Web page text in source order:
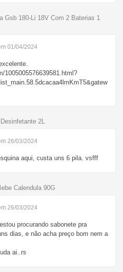
Gsb 180-Li 18V Com 2 Baterias 1
01/04/2024
1005005576639581.html?
2L
26/03/2024
aqui, custa uns 6 pila. vsfff
Calendula 90G
26/03/2024
procurando sabonete pra
dias, e não acha preço bom nem a
ai..rs